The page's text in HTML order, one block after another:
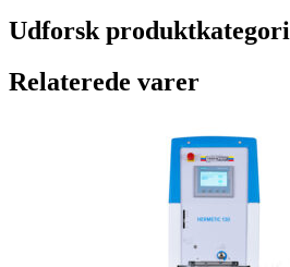
Udforsk produktkategori
Relaterede varer